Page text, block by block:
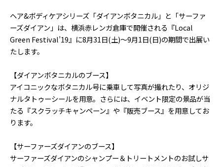
ヘア&ボディケアシリーズ「ダイアンボタニカル」と「サーファ
ーズダイアン」は、横浜赤レンガ倉庫で開催される『Local
Green Festival’19』に8月31日(土)～9月1日(日)の期間で出展い
たします。
【ダイアンボタニカルのブース】
アイコニックなボタニカル号に乗車して写真が撮れたり、オリジ
ナルタトゥーシールを用意。さらには、イベント限定の景品が当
たる『スクラッチキャンペーン』や『販売ブース』を用意してお
ります。
【サーファーズダイアンのブース】
サーファーズダイアンのシャンプー＆トリートメントのお試しサ